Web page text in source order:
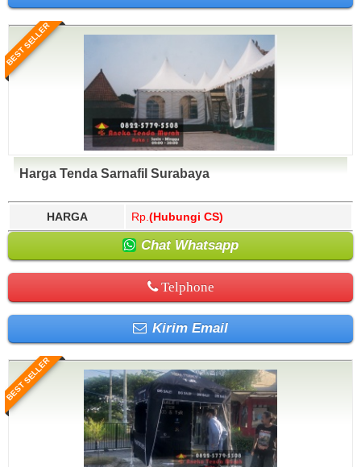
BEST SELLER
Harga Tenda Sarnafil Surabaya
HARGA Rp. (Hubungi CS)
Chat Whatsapp
Telphone
Kirim Email
BEST SELLER